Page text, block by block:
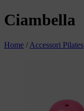
Ciambella
Home / Accessori Pilates